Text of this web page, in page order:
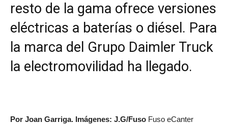
resto de la gama ofrece versiones
eléctricas a baterías o diésel. Para
la marca del Grupo Daimler Truck
la electromovilidad ha llegado.
Por Joan Garriga. Imágenes: J.G/Fuso Fuso eCanter